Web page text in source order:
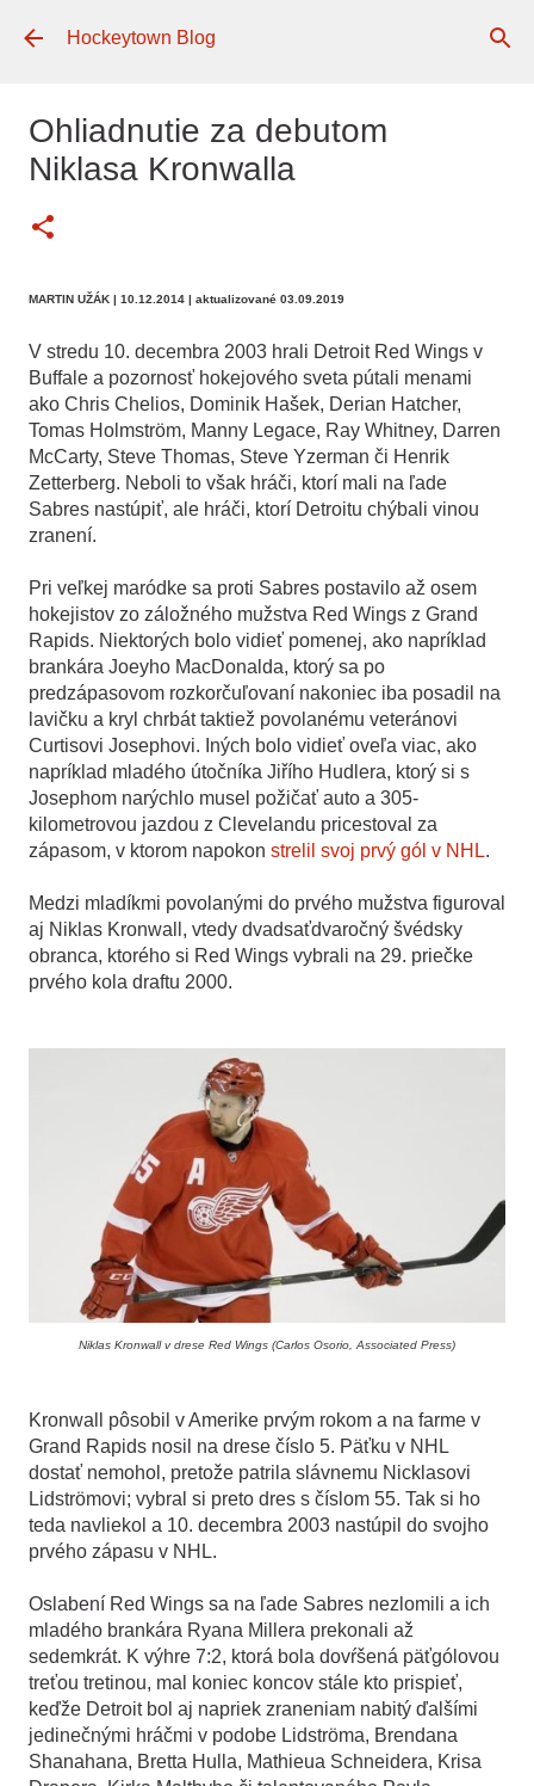
Preskočiť na hlavný obsah
Hockeytown Blog
Ohliadnutie za debutom
Niklasa Kronwalla
MARTIN UŽÁK | 10.12.2014 | aktualizované 03.09.2019
V stredu 10. decembra 2003 hrali Detroit Red Wings v
Buffale a pozornosť hokejového sveta pútali menami
ako Chris Chelios, Dominik Hašek, Derian Hatcher,
Tomas Holmström, Manny Legace, Ray Whitney, Darren
McCarty, Steve Thomas, Steve Yzerman či Henrik
Zetterberg. Neboli to však hráči, ktorí mali na ľade
Sabres nastúpiť, ale hráči, ktorí Detroitu chýbali vinou
zranení.
Pri veľkej maródke sa proti Sabres postavilo až osem
hokejistov zo záložného mužstva Red Wings z Grand
Rapids. Niektorých bolo vidieť pomenej, ako napríklad
brankára Joeyho MacDonalda, ktorý sa po
predzápasovom rozkorčuľovaní nakoniec iba posadil na
lavičku a kryl chrbát taktiež povolanému veteránovi
Curtisovi Josephovi. Iných bolo vidieť oveľa viac, ako
napríklad mladého útočníka Jiřího Hudlera, ktorý si s
Josephom narýchlo musel požičať auto a 305-
kilometrovou jazdou z Clevelandu pricestoval za
zápasom, v ktorom napokon strelil svoj prvý gól v NHL.
Medzi mladíkmi povolanými do prvého mužstva figuroval
aj Niklas Kronwall, vtedy dvadsaťdvaročný švédsky
obranca, ktorého si Red Wings vybrali na 29. priečke
prvého kola draftu 2000.
Niklas Kronwall v drese Red Wings (Carlos Osorio, Associated Press)
Kronwall pôsobil v Amerike prvým rokom a na farme v
Grand Rapids nosil na drese číslo 5. Päťku v NHL
dostať nemohol, pretože patrila slávnemu Nicklasovi
Lidströmovi; vybral si preto dres s číslom 55. Tak si ho
teda navliekol a 10. decembra 2003 nastúpil do svojho
prvého zápasu v NHL.
Oslabení Red Wings sa na ľade Sabres nezlomili a ich
mladého brankára Ryana Millera prekonali až
sedemkrát. K výhre 7:2, ktorá bola dovŕšená päťgólovou
treťou tretinou, mal koniec koncov stále kto prispieť,
keďže Detroit bol aj napriek zraneniam nabitý ďalšími
jedinečnými hráčmi v podobe Lidströma, Brendana
Shanahana, Bretta Hulla, Mathieua Schneidera, Krisa